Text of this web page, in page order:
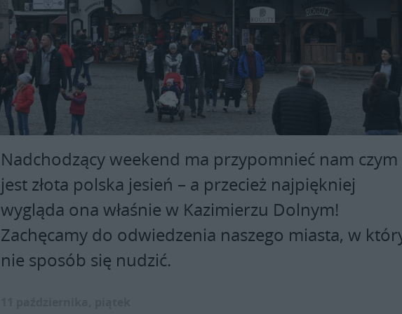
Nadchodzący weekend ma przypomnieć nam czym
jest złota polska jesień – a przecież najpiękniej
wygląda ona właśnie w Kazimierzu Dolnym!
Zachęcamy do odwiedzenia naszego miasta, w
nie sposób się nudzić.